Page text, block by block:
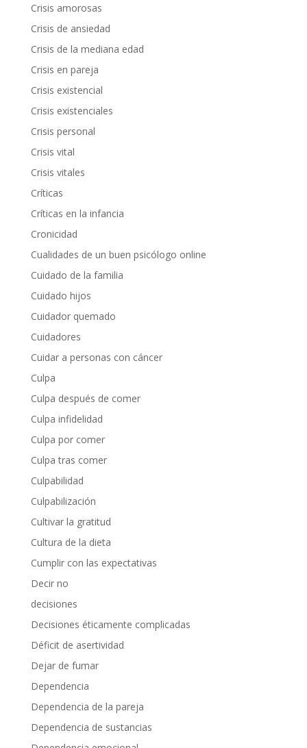
Crisis amorosas
Crisis de ansiedad
Crisis de la mediana edad
Crisis en pareja
Crisis existencial
Crisis existenciales
Crisis personal
Crisis vital
Crisis vitales
Críticas
Críticas en la infancia
Cronicidad
Cualidades de un buen psicólogo online
Cuidado de la familia
Cuidado hijos
Cuidador quemado
Cuidadores
Cuidar a personas con cáncer
Culpa
Culpa después de comer
Culpa infidelidad
Culpa por comer
Culpa tras comer
Culpabilidad
Culpabilización
Cultivar la gratitud
Cultura de la dieta
Cumplir con las expectativas
Decir no
decisiones
Decisiones éticamente complicadas
Déficit de asertividad
Dejar de fumar
Dependencia
Dependencia de la pareja
Dependencia de sustancias